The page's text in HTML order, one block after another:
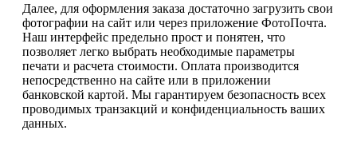
Далее, для оформления заказа достаточно загрузить свои
фотографии на сайт или через приложение ФотоПочта.
Наш интерфейс предельно прост и понятен, что
позволяет легко выбрать необходимые параметры
печати и расчета стоимости. Оплата производится
непосредственно на сайте или в приложении
банковской картой. Мы гарантируем безопасность всех
проводимых транзакций и конфиденциальность ваших
данных.